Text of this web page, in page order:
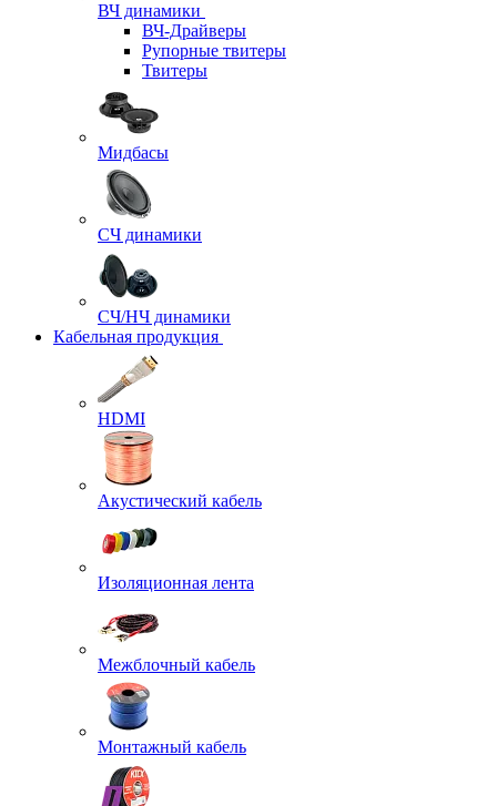
ВЧ динамики
ВЧ-Драйверы
Рупорные твитеры
Твитеры
Мидбасы
СЧ динамики
СЧ/НЧ динамики
Кабельная продукция
HDMI
Акустический кабель
Изоляционная лента
Межблочный кабель
Монтажный кабель